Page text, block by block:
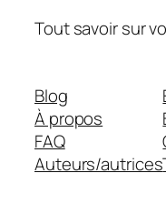
Tout savoir sur
Blog
À propos
FAQ
Auteurs/autrices